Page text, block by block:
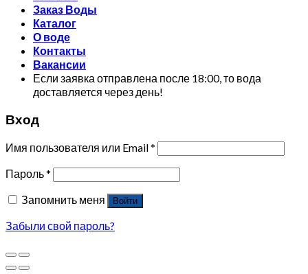
Заказ Воды
Каталог
О воде
Контакты
Вакансии
Если заявка отправлена после 18:00, то вода
доставляется через день!
Вход
Имя пользователя или Email*
Пароль*
Запомнить меня
Войти
Забыли свой пароль?